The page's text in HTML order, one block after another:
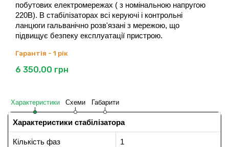
побутових електромережах ( з номінальною напругою
220В). В стабілізаторах всі керуючі і контрольні
ланцюги гальванічно розв'язані з мережою, що
підвищує безпеку експлуатації пристрою.
Гарантія - 1 рік
6 350,00 грн
Характеристики Схеми Габарити
Характеристики стабілізатора
Кількість фаз 1